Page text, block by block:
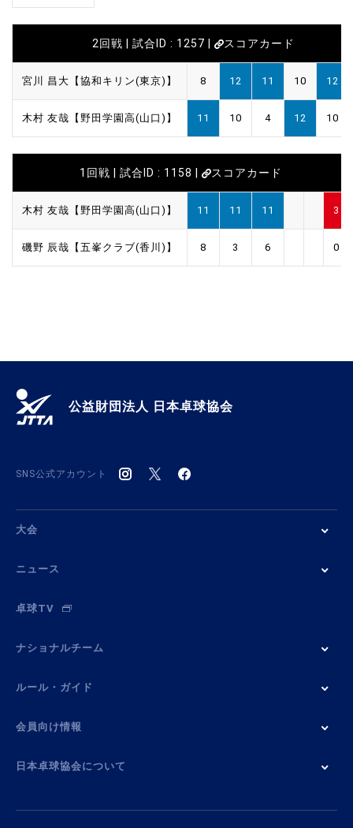
2回戦 | 試合ID : 1257 | スコアカード
宮川 昌大【協和キリン(東京)】 8 12 11 10 12
木村 友哉【野田学園高(山口)】 11 10 4 12 10
1回戦 | 試合ID : 1158 | スコアカード
木村 友哉【野田学園高(山口)】 11 11 11 3
磯野 辰哉【五峯クラブ(香川)】 8 3 6 0
公益財団法人 日本卓球協会
SNS公式アカウント
大会
ニュース
卓球TV
ナショナルチーム
ルール・ガイド
会員向け情報
日本卓球協会について